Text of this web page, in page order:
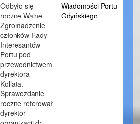
Odbyło się
roczne Walne
Zgromadzenie
członków Rady
Interesantów
Portu pod
przewodnictwem
dyrektora
Kollata.
Sprawozdanie
roczne referował
dyrektor
Wiadomości Portu
Gdyńskiego